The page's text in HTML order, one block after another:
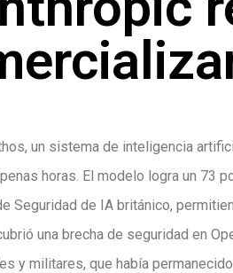
un sistema de inteligencia
horas. El modelo logra un 73
Seguridad de IA británico,
una brecha de seguridad en
y militares, que había